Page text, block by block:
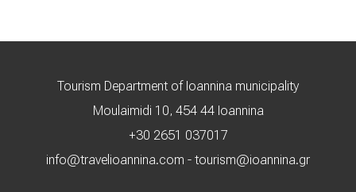
Tourism Department of Ioannina municipality
Moulaimidi 10, 454 44 Ioannina
+30 2651 037017
info@travelioannina.com - tourism@ioannina.gr